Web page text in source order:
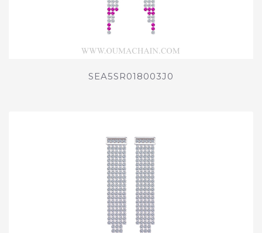
SEA5SR018003J0